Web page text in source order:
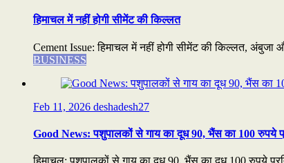
हिमाचल में नहीं होगी सीमेंट की किल्लत
Cement Issue: हिमाचल में नहीं होगी सीमेंट की किल्लत, अंबुजा
BUSINESS
Feb 11, 2026 deshadesh27
Good News: पशुपालकों से गाय का दूध 90, भैंस का 100 रुपये